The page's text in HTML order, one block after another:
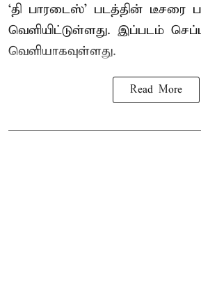
‘தி பாரடைஸ்’ படத்தின் டீசரை
வெளியிட்டுள்ளது. இப்படம்
வெளியாகவுள்ளது.
Read More